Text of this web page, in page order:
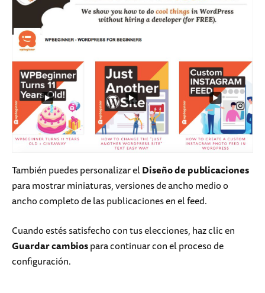
También puedes personalizar elDiseño de publicaciones
para mostrar miniaturas, versiones de ancho medio o
ancho completo de las publicaciones en el feed.
Cuando estés satisfecho con tus elecciones, haz clic en
Guardar cambiospara continuar con el proceso de
configuración.